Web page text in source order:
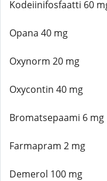
Kodeiinifosfaatti 60
Opana 40 mg
Oxynorm 20 mg
Oxycontin 40 mg
Bromatsepaami 6 mg
Farmapram 2 mg
Demerol 100 mg